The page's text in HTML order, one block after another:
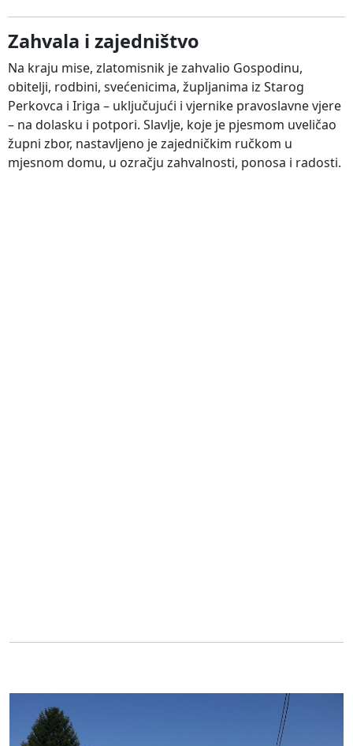
Zahvala i zajedništvo
Na kraju mise, zlatomisnik je zahvalio Gospodinu,
obitelji, rodbini, svećenicima, župljanima iz Starog
Perkovca i Iriga – uključujući i vjernike pravoslavne vjere
– na dolasku i potpori. Slavlje, koje je pjesmom uveličao
župni zbor, nastavljeno je zajedničkim ručkom u
mjesnom domu, u ozračju zahvalnosti, ponosa i radosti.